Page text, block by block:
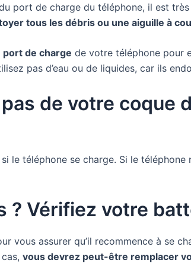
port de charge du téléphone, il est
tous les débris ou une aiguille à
de charge de votre téléphone pour
pas d’eau ou de liquides, car ils
de votre coque
téléphone se charge. Si le
? Vérifiez votre
vous assurer qu’il recommence à se
vous devrez peut-être remplacer